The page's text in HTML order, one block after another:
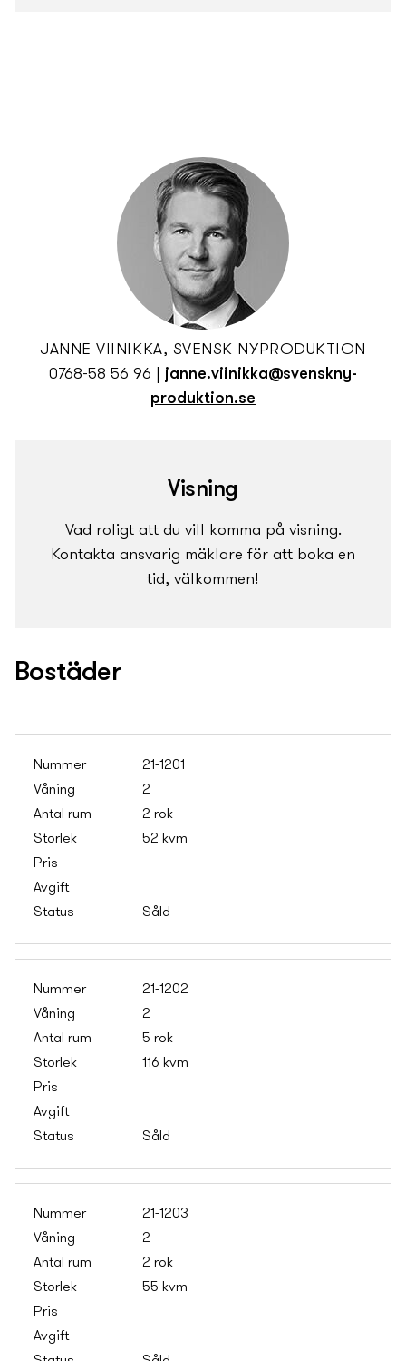
JANNE VIINIKKA, SVENSK NY­PRODUKTION
0768-58 56 96
janne.viinikka@svenskny­
produktion.se
Visning
Vad roligt att du vill komma på visning.
Kontakta ansvarig mäklare för att boka en
tid, välkommen!
Bostäder
21-1201
2
2 rok
52 kvm
Såld
21-1202
2
5 rok
116 kvm
Såld
21-1203
2
2 rok
55 kvm